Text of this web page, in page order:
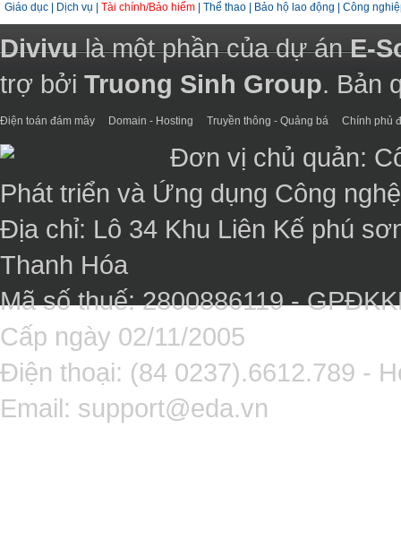
Giáo dục Dịch vụ Tài chính/Bảo hiểm Thể thao Bảo hộ lao động Công
Divivulà một phần của dự ánE-
trợ bởi Truong Sinh Group. Bản
Điện toán đám mây Domain - Hosting Truyền thông - Quảng bá Chính phủ
Đơn vị chủ quản:
Phát triển và Ứng dụng Công
Địa chỉ: Lô 34 Khu Liên Kế phú
Thanh Hóa
Mã số thuế: 2800886119 -
Cấp ngày 02/11/2005
Điện thoại: (84 0237).6612.789 -
Email: support@eda.vn